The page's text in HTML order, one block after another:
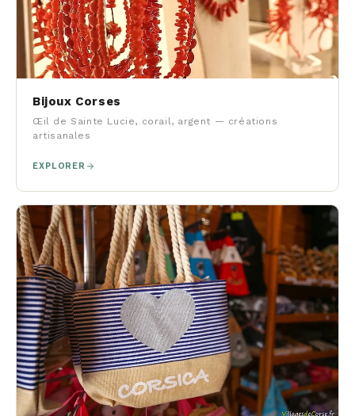
Bijoux Corses
Œil de Sainte Lucie, corail, argent — créations
artisanales
EXPLORER